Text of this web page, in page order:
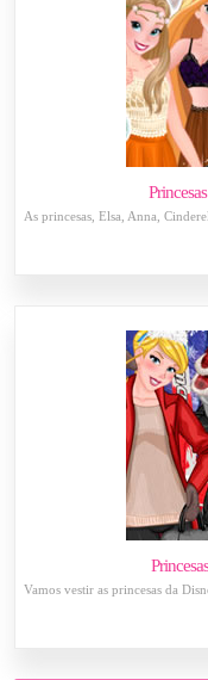
As princesas, Elsa, Anna,
Vamos vestir as princesas da